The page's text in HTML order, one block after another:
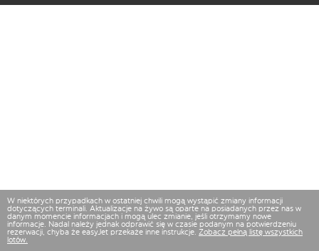
W niektórych przypadkach w ostatniej chwili mogą wystąpić zmiany informacji
dotyczących terminali. Aktualizacje na żywo są oparte na posiadanych przez nas w
danym momencie informacjach i mogą ulec zmianie, jeśli otrzymamy nowe
informacje. Nadal należy jednak odprawić się w czasie podanym na potwierdzeniu
rezerwacji, chyba że easyJet przekaże inne instrukcje. Zobacz pełną listę wszystkich
lotów.